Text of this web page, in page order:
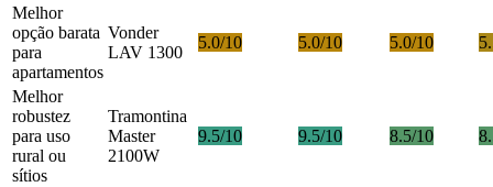
Melhor
opção barata
para
apartamentos
Vonder
LAV 1300
5.0/10 5.0/10 5.0/10
Melhor
robustez
para uso
rural ou
sítios
Tramontina
Master
2100W
9.5/10 9.5/10 8.5/10